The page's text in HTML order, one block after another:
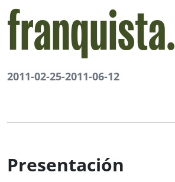
franquista.
2011-02-25-2011-06-12
Presentación